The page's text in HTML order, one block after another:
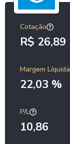
Cotação
R$ 26,89
Margem Líquida
22,03 %
P/L
10,86